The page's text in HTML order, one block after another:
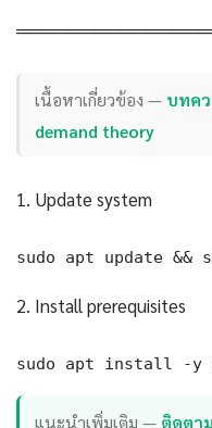
เนื้อหาเกี่ยวข้อง — บทคว
demand theory
1. Update system
sudo apt update &&
2. Install prerequisites
sudo apt install -y
แนะนำเพิ่มเติม — ติดตา